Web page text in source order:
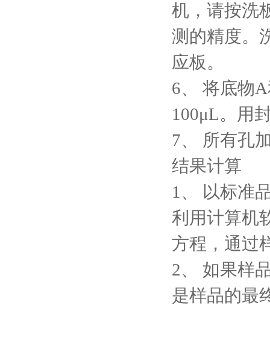
机，请按洗
测的精度。
应板。
6、 将底物
100μL。用
7、 所有孔
结果计算
1、
以标准
利用计算机
方程，通过
2、 如果样
是样品的最